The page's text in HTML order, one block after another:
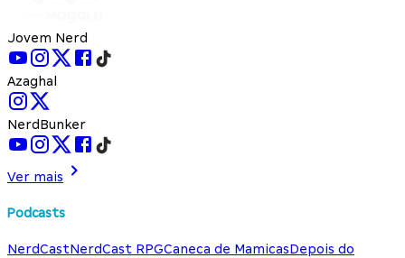
Jovem Nerd
Azaghal
NerdBunker
Ver mais
Podcasts
NerdCastNerdCast RPGCaneca de MamicasDepois do